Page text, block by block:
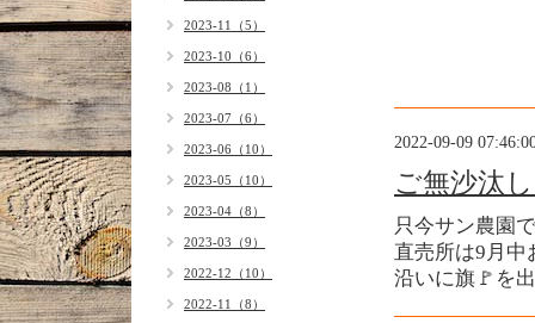
2022-09-09
ご無沙汰
只今サン農園
直売所は9月中
沿いに旗🚩を
2023-11（5）
2023-10（6）
2023-08（1）
2023-07（6）
2023-06（10）
2023-05（10）
2023-04（8）
2023-03（9）
2022-12（10）
2022-11（8）